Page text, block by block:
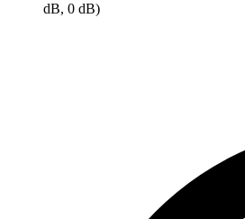
dB, 0 dB)